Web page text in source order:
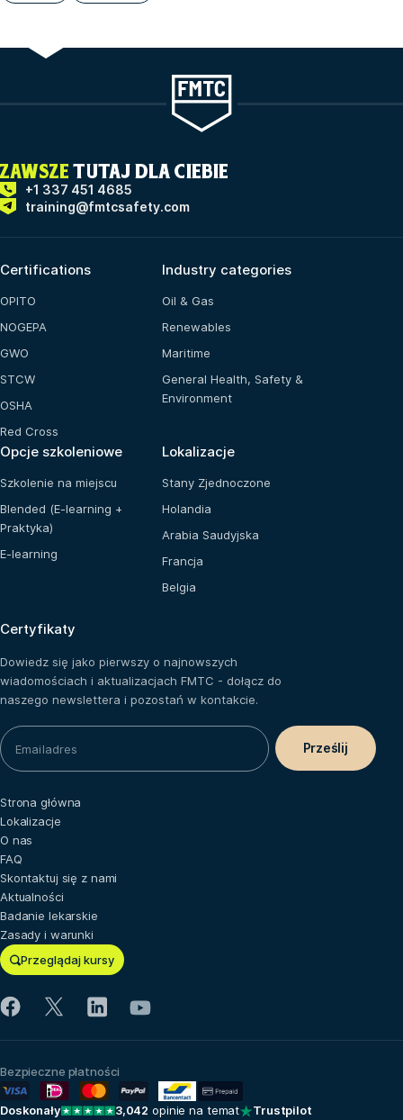
ZAWSZE TUTAJ DLA CIEBIE
+1 337 451 4685
training@fmtcsafety.com
Certifications
OPITO
NOGEPA
GWO
STCW
OSHA
Red Cross
Industry categories
Oil & Gas
Renewables
Maritime
General Health, Safety &
Environment
Opcje szkoleniowe
Szkolenie na miejscu
Blended (E-learning +
Praktyka)
E-learning
Lokalizacje
Stany Zjednoczone
Holandia
Arabia Saudyjska
Francja
Belgia
Certyfikaty
Dowiedz się jako pierwszy o najnowszych
wiadomościach i aktualizacjach FMTC - dołącz do
naszego newslettera i pozostań w kontakcie.
Przeglądaj kursy
Strona główna
Lokalizacje
O nas
FAQ
Skontaktuj się z nami
Aktualności
Badanie lekarskie
Zasady i warunki
Bezpieczne płatności
Doskonały 3,042 opinie na temat Trustpilot